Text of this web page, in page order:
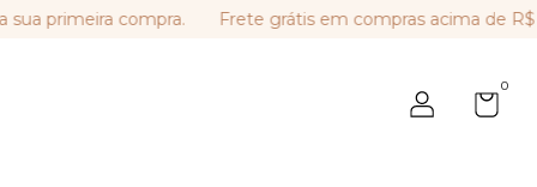
compra. Frete grátis em compras acima de R$
0